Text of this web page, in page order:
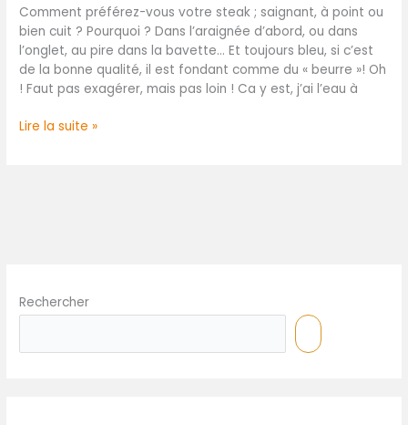
Comment préférez-vous votre steak ; saignant, à point ou
bien cuit ? Pourquoi ? Dans l’araignée d’abord, ou dans
l’onglet, au pire dans la bavette… Et toujours bleu, si c’est
de la bonne qualité, il est fondant comme du « beurre »! Oh
! Faut pas exagérer, mais pas loin ! Ca y est, j’ai l’eau à
Lire la suite »
Rechercher